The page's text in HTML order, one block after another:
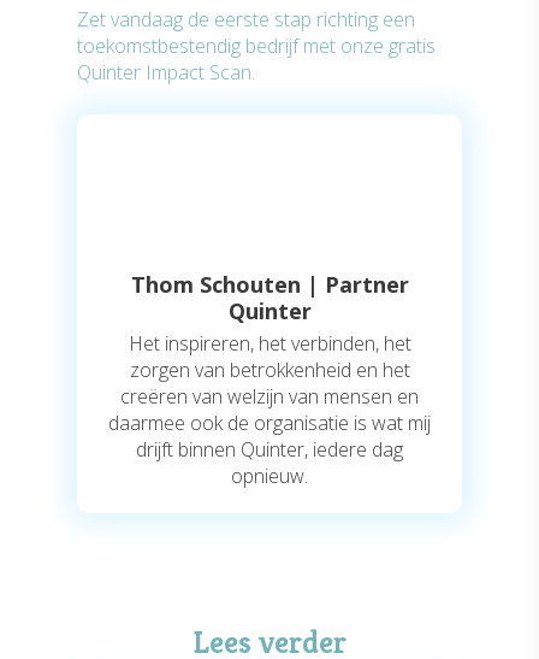
Zet vandaag de eerste stap richting een
toekomstbestendig bedrijf met onze gratis
Quinter Impact Scan.
Thom Schouten | Partner
Quinter
Het inspireren, het verbinden, het
zorgen van betrokkenheid en het
creëren van welzijn van mensen en
daarmee ook de organisatie is wat mij
drijft binnen Quinter, iedere dag
opnieuw.
Lees verder